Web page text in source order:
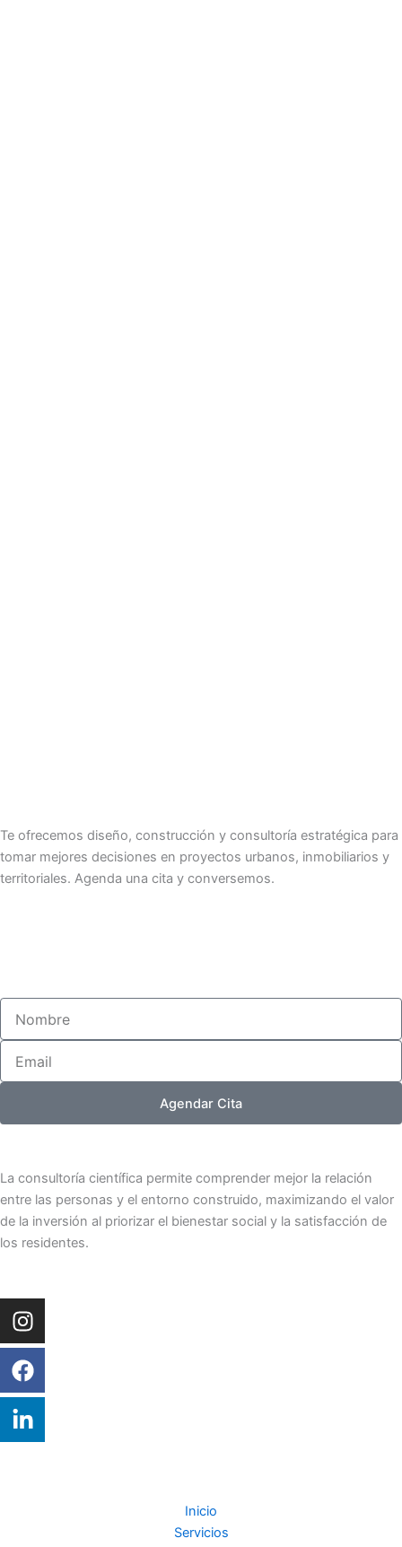
Te ofrecemos diseño, construcción y consultoría estratégica para
tomar mejores decisiones en proyectos urbanos, inmobiliarios y
territoriales. Agenda una cita y conversemos.
Nombre
Email
Agendar Cita
La consultoría científica permite comprender mejor la relación
entre las personas y el entorno construido, maximizando el valor
de la inversión al priorizar el bienestar social y la satisfacción de
los residentes.
Instagram
Facebook
Linkedin-
in
Inicio
Servicios